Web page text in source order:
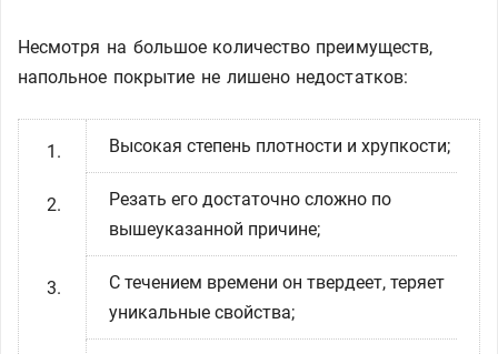
Несмотря на большое количество преимуществ,
напольное покрытие не лишено недостатков:
Высокая степень плотности и хрупкости;
Резать его достаточно сложно по
вышеуказанной причине;
С течением времени он твердеет, теряет
уникальные свойства;